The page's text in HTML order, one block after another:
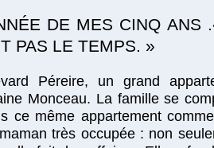
DE MES CINQ
PAS LE TEMPS. »
Péreire, un grand
Monceau. La famille se
ce même appartement
maman très occupée : non